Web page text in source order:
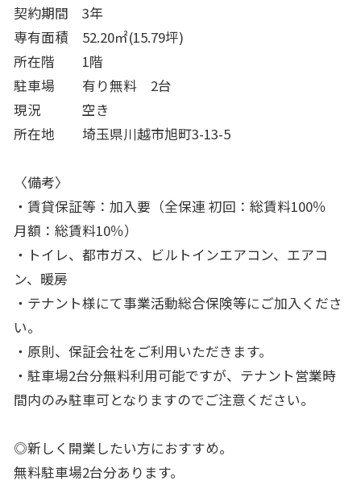
契約期間 3年
専有面積 52.20㎡(15.79坪)
所在階 1階
駐車場 有り無料 2台
現況 空き
所在地 埼玉県川越市旭町3-13-5
〈備考〉
・賃貸保証等：加入要（全保連 初回：総賃料100％
月額：総賃料10％）
・トイレ、都市ガス、ビルトインエアコン、エアコ
ン、暖房
・テナント様にて事業活動総合保険等にご加入くださ
い。
・原則、保証会社をご利用いただきます。
・駐車場2台分無料利用可能ですが、テナント営業時
間内のみ駐車可となりますのでご注意ください。
◎新しく開業したい方におすすめ。
無料駐車場2台分あります。